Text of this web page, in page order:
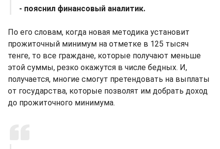
- пояснил финансовый аналитик.
По его словам, когда новая методика установит
прожиточный минимум на отметке в 125 тысяч
тенге, то все граждане, которые получают меньше
этой суммы, резко окажутся в числе бедных. И,
получается, многие смогут претендовать на выплаты
от государства, которые позволят им добрать доход
до прожиточного минимума.